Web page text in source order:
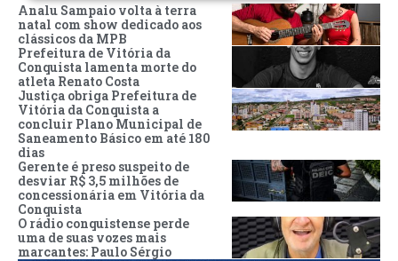
Analu Sampaio volta à terra
natal com show dedicado aos
clássicos da MPB
Prefeitura de Vitória da
Conquista lamenta morte do
atleta Renato Costa
Justiça obriga Prefeitura de
Vitória da Conquista a
concluir Plano Municipal de
Saneamento Básico em até 180
dias
Gerente é preso suspeito de
desviar R$ 3,5 milhões de
concessionária em Vitória da
Conquista
O rádio conquistense perde
uma de suas vozes mais
marcantes: Paulo Sérgio